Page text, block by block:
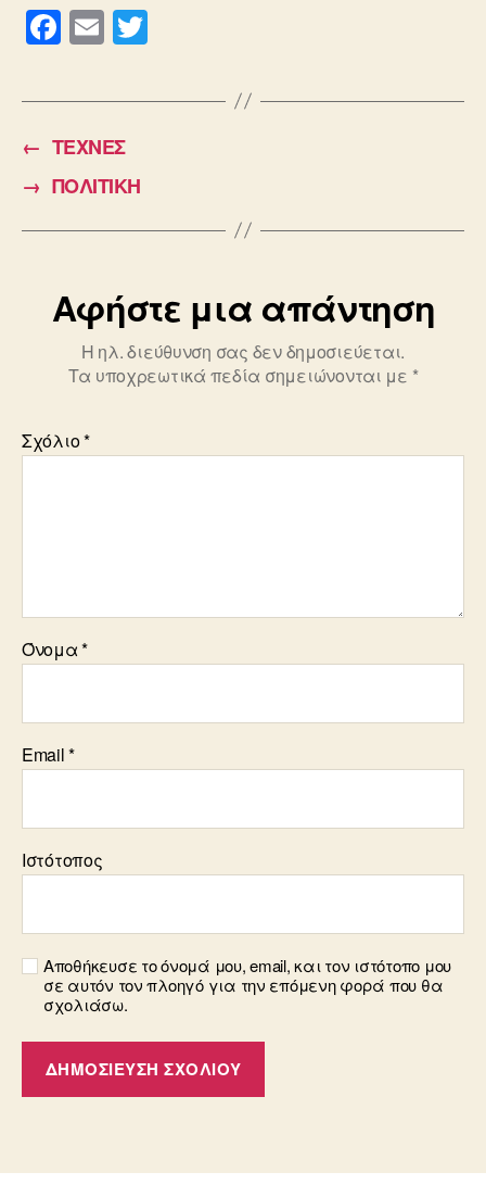
F
a
c
e
b
o
o
E
m
ailtt
← ΤΕΧΝΕΣ
→ ΠΟΛΙΤΙΚΗ
Αφήστε μια απάντηση
Η ηλ. διεύθυνση σας δεν δημοσιεύεται.
Τα υποχρεωτικά πεδία σημειώνονται με *
Σχόλιο*
Όνομα*
Email*
Ιστότοπος
Αποθήκευσε το όνομά μου, email, και τον ιστότοπο μου
σε αυτόν τον πλοηγό για την επόμενη φορά που θα
σχολιάσω.